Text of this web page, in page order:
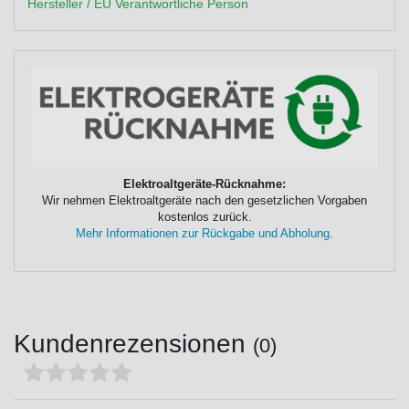
Hersteller / EU Verantwortliche Person
Elektroaltgeräte-Rücknahme:
Wir nehmen Elektroaltgeräte nach den gesetzlichen Vorgaben
kostenlos zurück.
Mehr Informationen zur Rückgabe und Abholung.
Kundenrezensionen (0)